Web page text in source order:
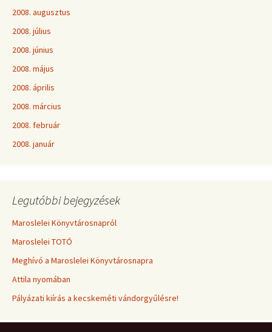
2008. augusztus
2008. július
2008. június
2008. május
2008. április
2008. március
2008. február
2008. január
Legutóbbi bejegyzések
Maroslelei Könyvtárosnapról
Maroslelei TOTÓ
Meghívó a Maroslelei Könyvtárosnapra
Attila nyomában
Pályázati kiírás a kecskeméti vándorgyűlésre!